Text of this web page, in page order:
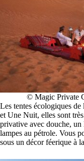
© Magic Private
Les tentes écologiques
et Une Nuit, elles sont
privative avec douche, un
lampes au pétrole. Vous
sous un décor féerique à